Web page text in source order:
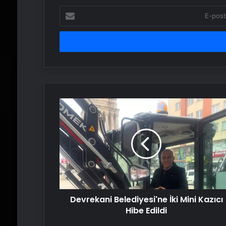
posta
adresinizi
Devrekani
Belediyesi'ne
İki
Mini
Kazıcı
Hibe
Edildi
Devrekani Belediyesi'ne İki Mini Kazıcı
Hibe Edildi